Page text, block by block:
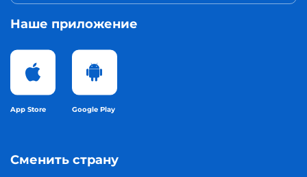
Наше приложение
App Store Google Play
Сменить страну